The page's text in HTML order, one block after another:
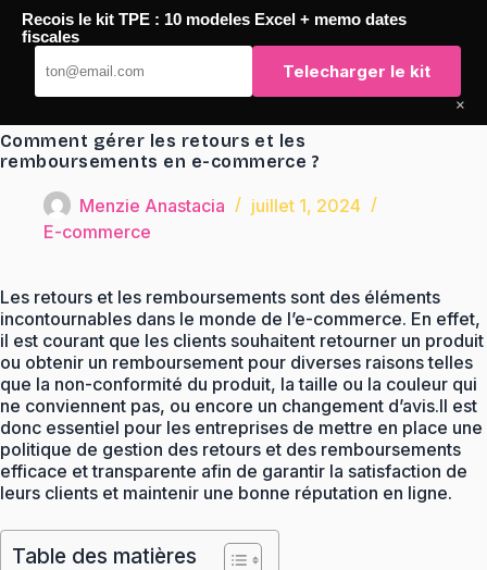
Passer
contenu
TaqTaq
Comment gérer les retours et les
remboursements en e-commerce ?
Menzie Anastacia
juillet 1, 2024
E-commerce
Les retours et les remboursements sont des éléments
incontournables dans le monde de l’e-commerce. En effet,
il est courant que les clients souhaitent retourner un produit
ou obtenir un remboursement pour diverses raisons telles
que la non-conformité du produit, la taille ou la couleur qui
ne conviennent pas, ou encore un changement d’avis.Il est
donc essentiel pour les entreprises de mettre en place une
politique de gestion des retours et des remboursements
efficace et transparente afin de garantir la satisfaction de
leurs clients et maintenir une bonne réputation en ligne.
Table des matières
Recois le kit TPE : 10 modeles Excel + memo dates
fiscales
Telecharger le kit
×